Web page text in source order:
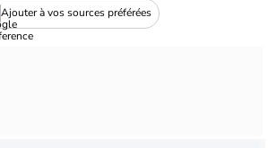
Ajouter à vos sources préférées